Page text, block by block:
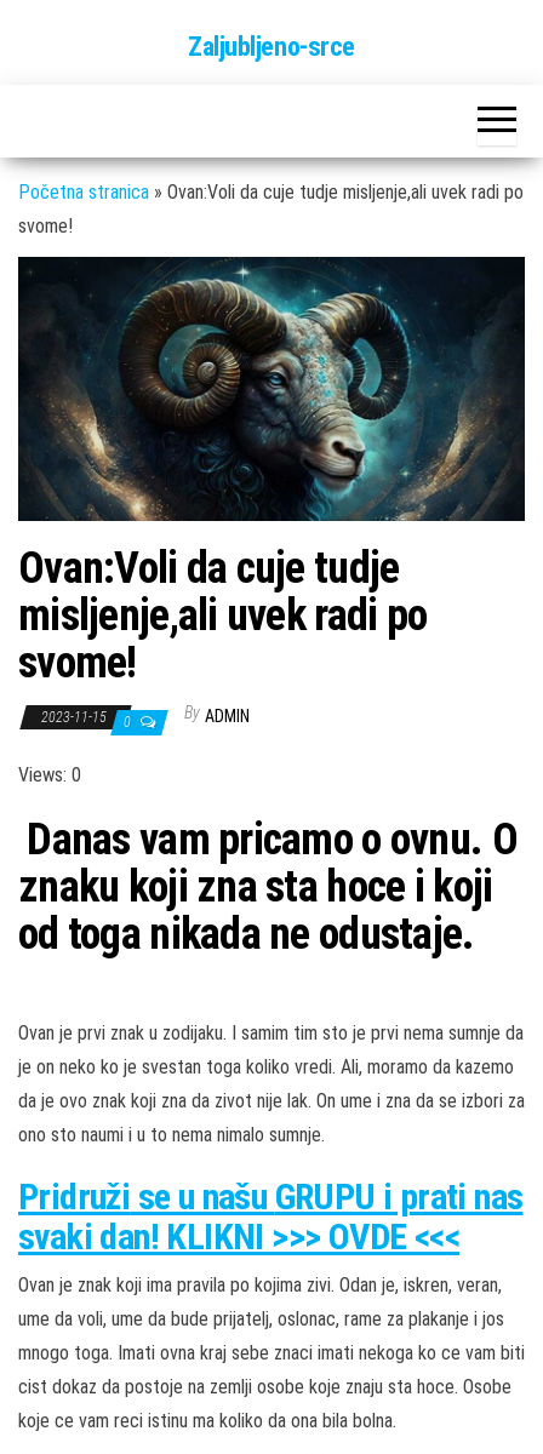
Zaljubljeno-srce
Početna stranica » Ovan:Voli da cuje tudje misljenje,ali uvek radi po
svome!
Ovan:Voli da cuje tudje
misljenje,ali uvek radi po
svome!
2023-11-15 0 By ADMIN
Views: 0
Danas vam pricamo o ovnu. O
znaku koji zna sta hoce i koji
od toga nikada ne odustaje.
Ovan je prvi znak u zodijaku. I samim tim sto je prvi nema sumnje da
je on neko ko je svestan toga koliko vredi. Ali, moramo da kazemo
da je ovo znak koji zna da zivot nije lak. On ume i zna da se izbori za
ono sto naumi i u to nema nimalo sumnje.
Pridruži se u našu GRUPU i prati nas
svaki dan! KLIKNI >>> OVDE <<<
Ovan je znak koji ima pravila po kojima zivi. Odan je, iskren, veran,
ume da voli, ume da bude prijatelj, oslonac, rame za plakanje i jos
mnogo toga. Imati ovna kraj sebe znaci imati nekoga ko ce vam biti
cist dokaz da postoje na zemlji osobe koje znaju sta hoce. Osobe
koje ce vam reci istinu ma koliko da ona bila bolna.